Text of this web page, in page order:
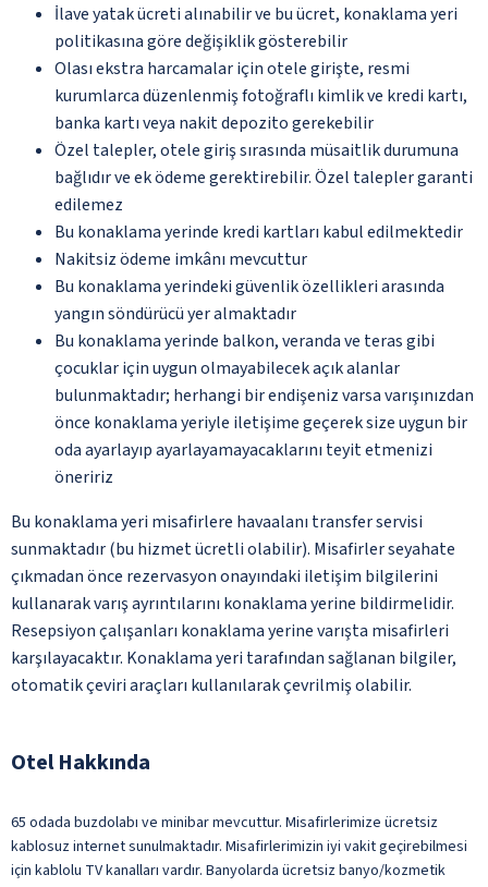
İlave yatak ücreti alınabilir ve bu ücret, konaklama yeri
politikasına göre değişiklik gösterebilir
Olası ekstra harcamalar için otele girişte, resmi
kurumlarca düzenlenmiş fotoğraflı kimlik ve kredi kartı,
banka kartı veya nakit depozito gerekebilir
Özel talepler, otele giriş sırasında müsaitlik durumuna
bağlıdır ve ek ödeme gerektirebilir. Özel talepler garanti
edilemez
Bu konaklama yerinde kredi kartları kabul edilmektedir
Nakitsiz ödeme imkânı mevcuttur
Bu konaklama yerindeki güvenlik özellikleri arasında
yangın söndürücü yer almaktadır
Bu konaklama yerinde balkon, veranda ve teras gibi
çocuklar için uygun olmayabilecek açık alanlar
bulunmaktadır; herhangi bir endişeniz varsa varışınızdan
önce konaklama yeriyle iletişime geçerek size uygun bir
oda ayarlayıp ayarlayamayacaklarını teyit etmenizi
öneririz
Bu konaklama yeri misafirlere havaalanı transfer servisi
sunmaktadır (bu hizmet ücretli olabilir). Misafirler seyahate
çıkmadan önce rezervasyon onayındaki iletişim bilgilerini
kullanarak varış ayrıntılarını konaklama yerine bildirmelidir.
Resepsiyon çalışanları konaklama yerine varışta misafirleri
karşılayacaktır. Konaklama yeri tarafından sağlanan bilgiler,
otomatik çeviri araçları kullanılarak çevrilmiş olabilir.
Otel Hakkında
65 odada buzdolabı ve minibar mevcuttur. Misafirlerimize ücretsiz
kablosuz internet sunulmaktadır. Misafirlerimizin iyi vakit geçirebilmesi
için kablolu TV kanalları vardır. Banyolarda ücretsiz banyo/kozmetik